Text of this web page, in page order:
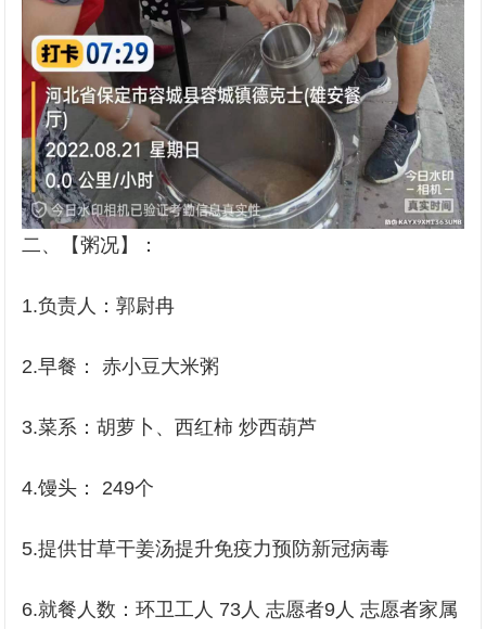
二、【粥况】：
1.负责人：郭尉冉
2.早餐： 赤小豆大米粥
3.菜系：胡萝卜、西红柿 炒西葫芦
4.馒头： 249个
5.提供甘草干姜汤提升免疫力预防新冠病毒
6.就餐人数：环卫工人 73人 志愿者9人 志愿者家属